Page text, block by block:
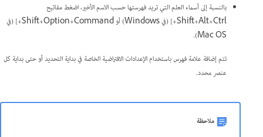
بالنسبة إلى أسماء العلم التي تريد فهرستها حسب الاسم الأخير، اضغط مفاتيح
Shift+Alt+Ctrl+] (في Windows) أو Shift+Option+Command+] (في
Mac OS).
تتم إضافة علامة فهرس باستخدام الإعدادات الافتراضية الخاصة في بداية التحديد أو حتى بداية كل
عنصر محدد.
ملاحظة